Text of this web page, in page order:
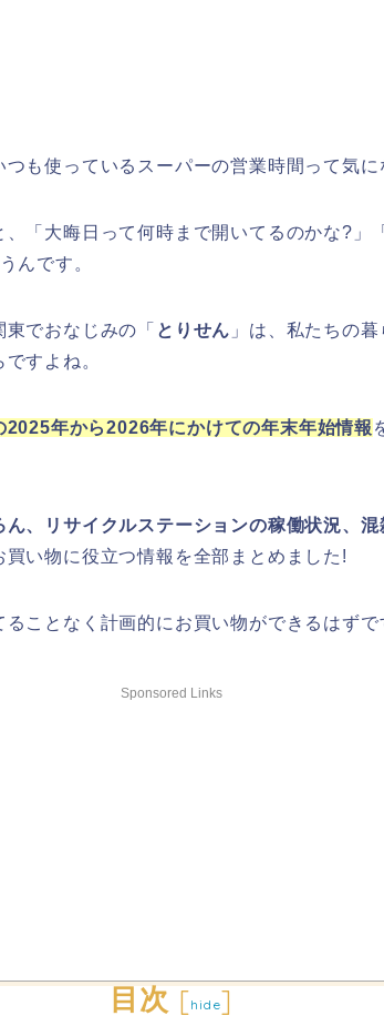
も使っているスーパーの営業時間って気に
「大晦日って何時まで開いてるのかな?」
んです。
でおなじみの「 とりせん 」は、私たちの
すよね。
2025年から2026年にかけての年末年始情報
、リサイクルステーションの稼働状況、
買い物に役立つ情報を全部まとめました!
ことなく計画的にお買い物ができるはずで
Sponsored Links
目次 [hide]